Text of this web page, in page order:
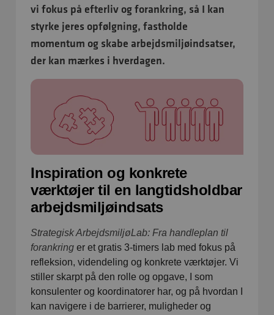
vi fokus på efterliv og forankring, så I kan
styrke jeres opfølgning, fastholde
momentum og skabe arbejdsmiljøindsatser,
der kan mærkes i hverdagen.
Inspiration og konkrete
værktøjer til en langtidsholdbar
arbejdsmiljøindsats
Strategisk ArbejdsmiljøLab: Fra handleplan til
forankring er et gratis 3-timers lab med fokus på
refleksion, videndeling og konkrete værktøjer. Vi
stiller skarpt på den rolle og opgave, I som
konsulenter og koordinatorer har, og på hvordan I
kan navigere i de barrierer, muligheder og